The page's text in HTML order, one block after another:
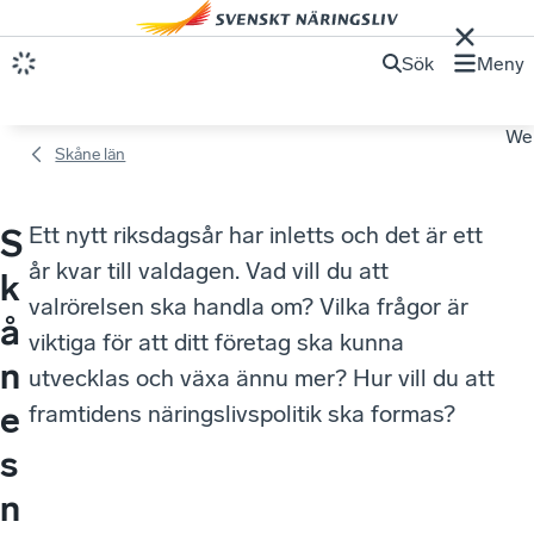
Sök Meny
Skåne län
S
k
å
n
e
s
n
Ett nytt riksdagsår har inletts och det är ett
år kvar till valdagen. Vad vill du att
valrörelsen ska handla om? Vilka frågor är
viktiga för att ditt företag ska kunna
utvecklas och växa ännu mer? Hur vill du att
framtidens näringslivspolitik ska formas?